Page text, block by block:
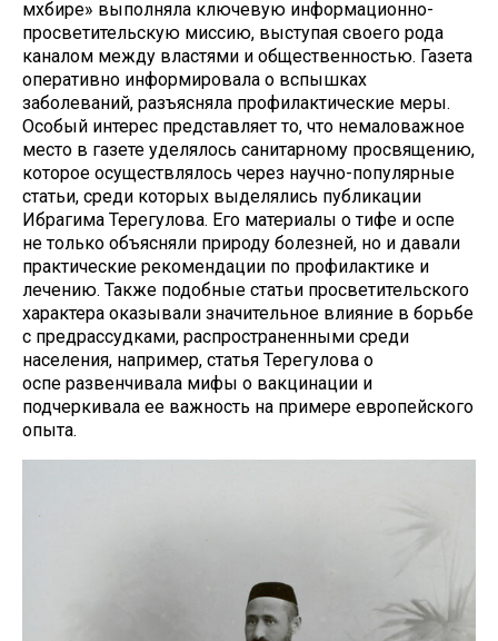
мөхбире» выполняла ключевую информационно-
просветительскую миссию, выступая своего рода
каналом между властями и общественностью. Газета
оперативно информировала о вспышках
заболеваний, разъясняла профилактические меры.
Особый интерес представляет то, что немаловажное
место в газете уделялось санитарному просвящению,
которое осуществлялось через научно-популярные
статьи, среди которых выделялись публикации
Ибрагима Терегулова. Его материалы о тифе и оспе
не только объясняли природу болезней, но и давали
практические рекомендации по профилактике и
лечению. Также подобные статьи просветительского
характера оказывали значительное влияние в борьбе
с предрассудками, распространенными среди
населения, например, статья Терегулова о
оспе развенчивала мифы о вакцинации и
подчеркивала ее важность на примере европейского
опыта.